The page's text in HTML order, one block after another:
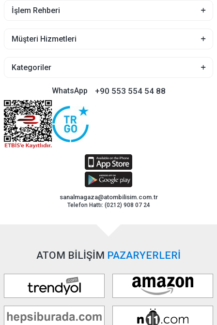
İşlem Rehberi
Müşteri Hizmetleri
Kategoriler
WhatsApp +90 553 554 54 88
sanalmagaza@atombilisim.com.tr
Telefon Hattı: (0212) 908 07 24
ATOM BİLİŞİM PAZARYERLERİ